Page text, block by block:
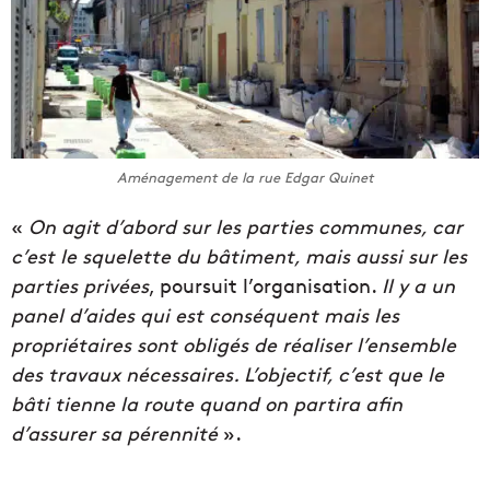
Aménagement de la rue Edgar Quinet
« On agit d’abord sur les parties communes, car
c’est le squelette du bâtiment, mais aussi sur les
parties privées, poursuit l’organisation. Il y a un
panel d’aides qui est conséquent mais les
propriétaires sont obligés de réaliser l’ensemble
des travaux nécessaires. L’objectif, c’est que le
bâti tienne la route quand on partira afin
d’assurer sa pérennité».